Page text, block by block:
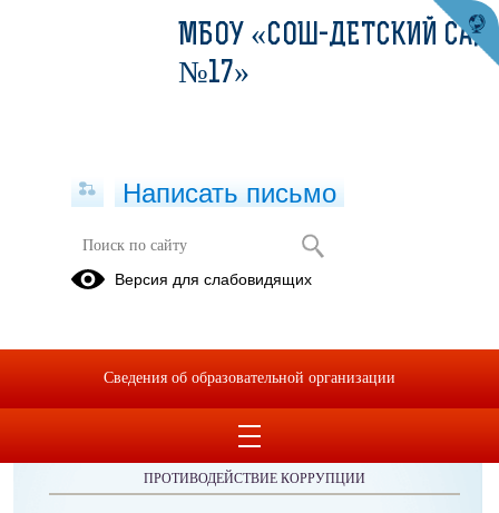
Публикации за 01.06.2026
ОБРАЩЕНИЯ ГРАЖДАН
ПРОТИВОДЕЙСТВИЕ КОРРУПЦИИ
МБОУ «СОШ-ДЕТСКИЙ САД
№17»
Написать письмо
Версия для слабовидящих
Сведения об образовательной организации